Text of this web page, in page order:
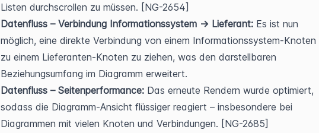
Listen durchscrollen zu müssen. [NG-2654]
Datenfluss – Verbindung Informationssystem → Lieferant: Es ist nun
möglich, eine direkte Verbindung von einem Informationssystem-Knoten
zu einem Lieferanten-Knoten zu ziehen, was den darstellbaren
Beziehungsumfang im Diagramm erweitert.
Datenfluss – Seitenperformance: Das erneute Rendern wurde optimiert,
sodass die Diagramm-Ansicht flüssiger reagiert – insbesondere bei
Diagrammen mit vielen Knoten und Verbindungen. [NG-2685]